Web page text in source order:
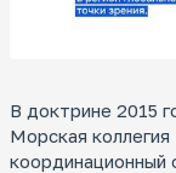
В доктрине 2015
Морская
координационный